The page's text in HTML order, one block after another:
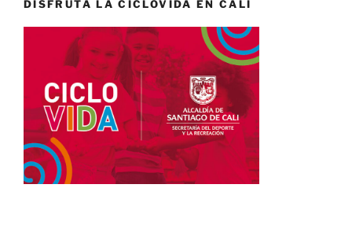
DISFRUTA LA CICLOVIDA EN CALI